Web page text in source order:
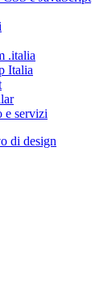
.italia
Italia
e servizi
di design